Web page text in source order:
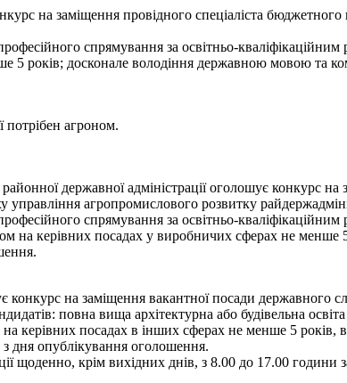
на заміщення провідного спеціаліста
спрямування за освітньо-
5 років; досконале володіння державною мовою та
потрібен агроном.
державної адміністрації оголошує конкурс
агропромислового розвитку
спрямування за освітньо-
на керівних посадах у виробничих сферах не менше
на заміщення вакантної посади державного
повна вища архітектурна або будівельна
керівних посадах в інших сферах не менше 5
дня опублікування оголошення.
щоденно, крім вихідних днів, з 8.00 до 17.00